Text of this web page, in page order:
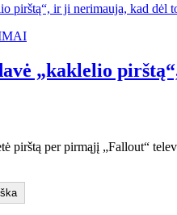
„kaklelio
pirštą per pirmąjį „Fallout“